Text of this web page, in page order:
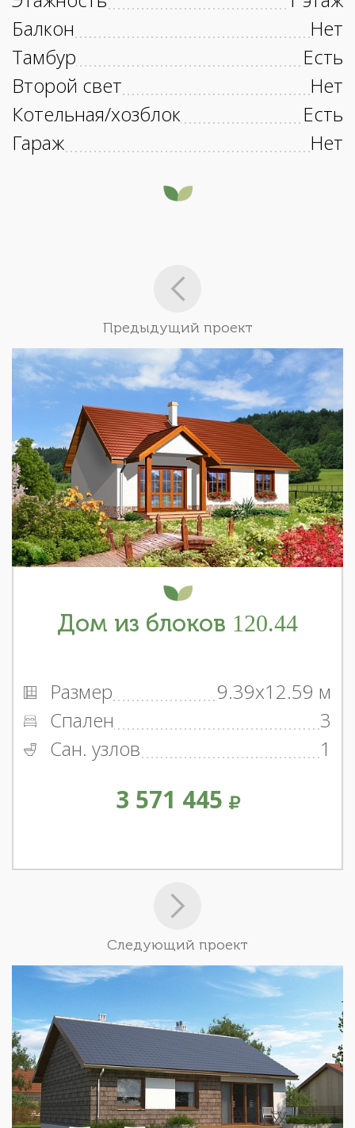
Балкон
Нет
Тамбур
Есть
Второй свет
Нет
Котельная/хозблок
Есть
Гараж
Нет
Предыдущий проект
Дом из блоков 120.44
Размер
9.39x12.59 м
Спален
3
Сан. узлов
1
3 571 445
Следующий проект